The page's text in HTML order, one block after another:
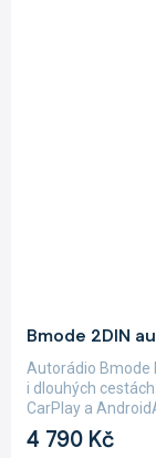
Bmode 2DIN
hodnocení
produktu
je
4,7
5
4 790 Kč
Autorádio Bmode
i dlouhých
CarPlay a